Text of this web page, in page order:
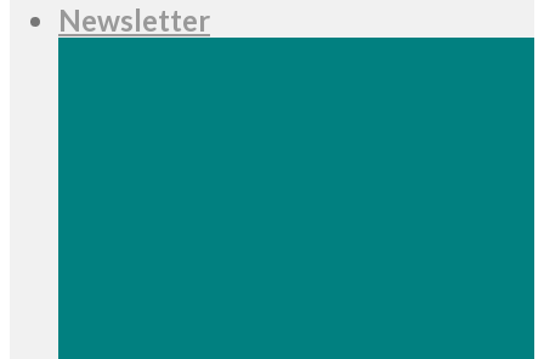
Newsletter